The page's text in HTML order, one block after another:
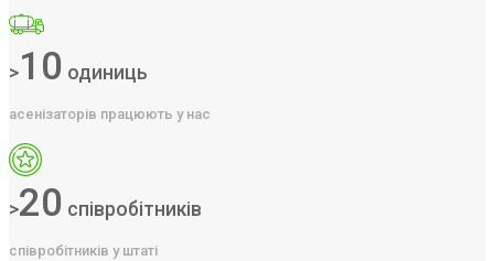
>10 одиниць
асенізаторів працюють у нас
>20 співробітників
співробітників у штаті